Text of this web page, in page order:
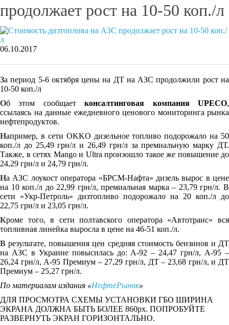
продолжает рост на 10-50 коп./л
06.10.2017
За период 5-6 октября цены на ДТ на АЗС продолжили рост на
10-50 коп./л
Об этом сообщаетконсалтинговая компания UPECO,
ссылаясь на данные ежедневного ценового мониторинга рынка
нефтепродуктов.
Например, в сети OKKO дизельное топливо подорожало на 50
коп./л до 25,49 грн/л и 26,49 грн/л за премиальную марку ДТ.
Также, в сетях Mango и Ultra произошло такое же повышение до
24,29 грн/л и 24,79 грн/л.
На АЗС лоукост оператора «БРСМ-Нафта» дизель вырос в цене
на 10 коп./л до 22,99 грн/л, премиальная марка – 23,79 грн/л. В
сети «Укр-Петроль» дизтопливо подорожало на 20 коп./л до
22,75 грн/л и 23,05 грн/л.
Кроме того, в сети полтавского оператора «Автотранс» вся
топливная линейка выросла в цене на 46-51 коп./л.
В результате, повышения цен средняя стоимость бензинов и ДТ
на АЗС в Украине повысилась до: А-92 – 24,47 грн/л, А-95 –
26,24 грн/л, А-95 Премиум – 27,29 грн/л, ДТ – 23,68 грн/л, и ДТ
Премиум – 25,27 грн/л.
По материалам издания «НефтеРынок»
ДЛЯ ПРОСМОТРА СХЕМЫ УСТАНОВКИ ГБО ШИРИНА
ЭКРАНА ДОЛЖНА БЫТЬ БОЛЕЕ 860рх. ПОПРОБУЙТЕ
РАЗВЕРНУТЬ ЭКРАН ГОРИЗОНТАЛЬНО.